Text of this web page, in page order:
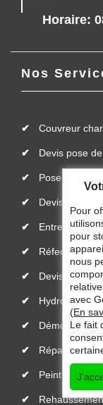
Horaire:
Nos
Couvreur
Devis pose
Pose de
Devis fuite de
Entreprise de
Réfection de
Devis toiture
Hydrofuge
Démoussage
Réparateur,
Peinture
Pour
pour
nous
avec
(En
Le fait